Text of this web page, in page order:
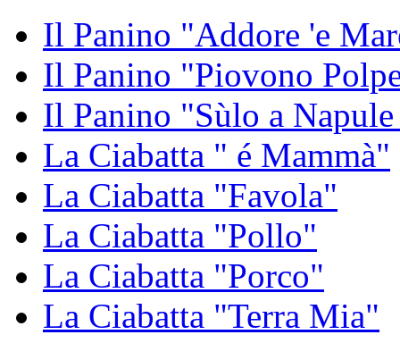
Il Panino "Addore 'e
Il Panino "Piovono
Il Panino "Sùlo a
La Ciabatta " é Mammà"
La Ciabatta "Favola"
La Ciabatta "Pollo"
La Ciabatta "Porco"
La Ciabatta "Terra Mia"